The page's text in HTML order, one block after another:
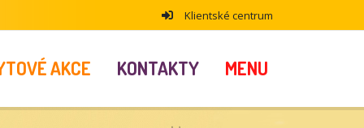
Klientské centrum
AKCE KONTAKTY MENU